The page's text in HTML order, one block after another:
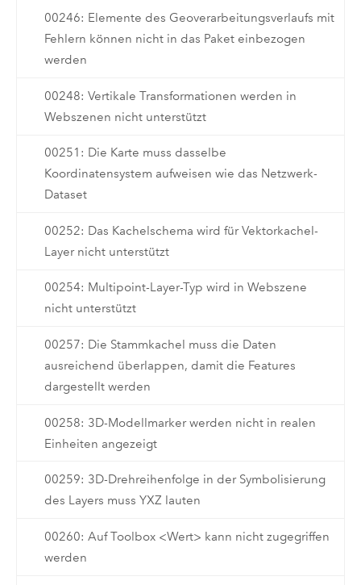
00246: Elemente des Geoverarbeitungsverlaufs mit
Fehlern können nicht in das Paket einbezogen
werden
00248: Vertikale Transformationen werden in
Webszenen nicht unterstützt
00251: Die Karte muss dasselbe
Koordinatensystem aufweisen wie das Netzwerk-
Dataset
00252: Das Kachelschema wird für Vektorkachel-
Layer nicht unterstützt
00254: Multipoint-Layer-Typ wird in Webszene
nicht unterstützt
00257: Die Stammkachel muss die Daten
ausreichend überlappen, damit die Features
dargestellt werden
00258: 3D-Modellmarker werden nicht in realen
Einheiten angezeigt
00259: 3D-Drehreihenfolge in der Symbolisierung
des Layers muss YXZ lauten
00260: Auf Toolbox <Wert> kann nicht zugegriffen
werden